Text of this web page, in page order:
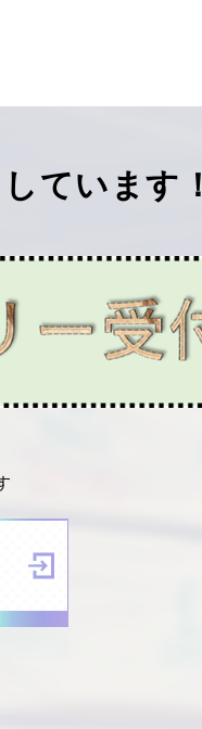
ています！